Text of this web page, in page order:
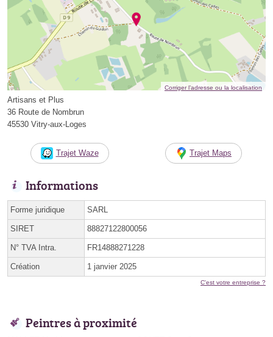
Corriger l’adresse ou la localisation
Artisans et Plus
36 Route de Nombrun
45530 Vitry-aux-Loges
Trajet Waze Trajet Maps
Informations
Forme juridique SARL
SIRET 88827122800056
N° TVA Intra. FR14888271228
Création 1 janvier 2025
C'est votre entreprise ?
Peintres à proximité